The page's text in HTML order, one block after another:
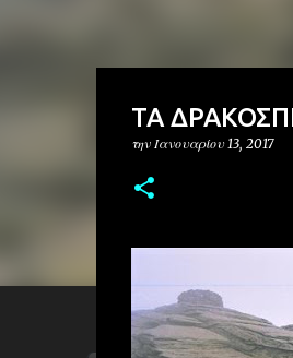
TA
την Ιανουαρίου 13, 2017